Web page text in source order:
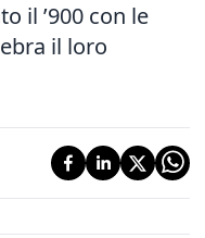
il ’900 con le
il loro